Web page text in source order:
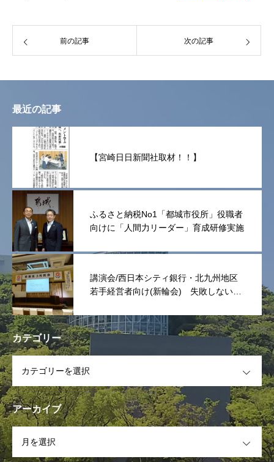
前の記事 次の記事
最近の記事
【宮崎日日新聞社取材！！】
ふるさと納税No1「都城市役所」役職者
向けに「人間力リーダー」育成研修実施
講演会/西日本シティ銀行・北九州地区
若手経営者向け(新輪会) 失敗しない次
カテゴリー
アーカイブ